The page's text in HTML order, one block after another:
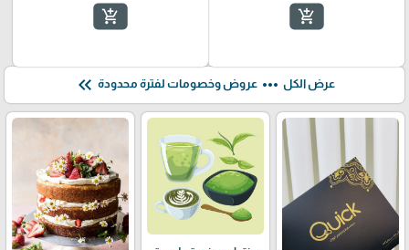
add_shopping_cart
add_shopping_cart
عرض الكل more_horiz عروض وخصومات لفترة محدودة keyboard_double_arrow_left